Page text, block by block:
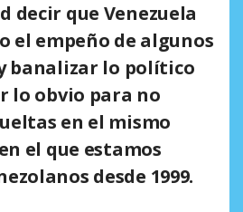
decir que Venezuela
el empeño de algunos
banalizar lo político
lo obvio para no
en el mismo
el que estamos
desde 1999.